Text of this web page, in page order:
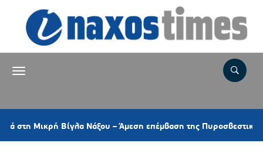
Βίγλα Νάξου – Άμεση επέμβαση της Πυροσβεστικής και